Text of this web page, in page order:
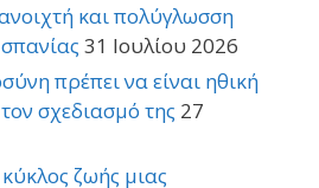
και πολύγλωσση
31 Ιουλίου 2026
πρέπει να είναι ηθική
σχεδιασμό της 27
ζωής μιας